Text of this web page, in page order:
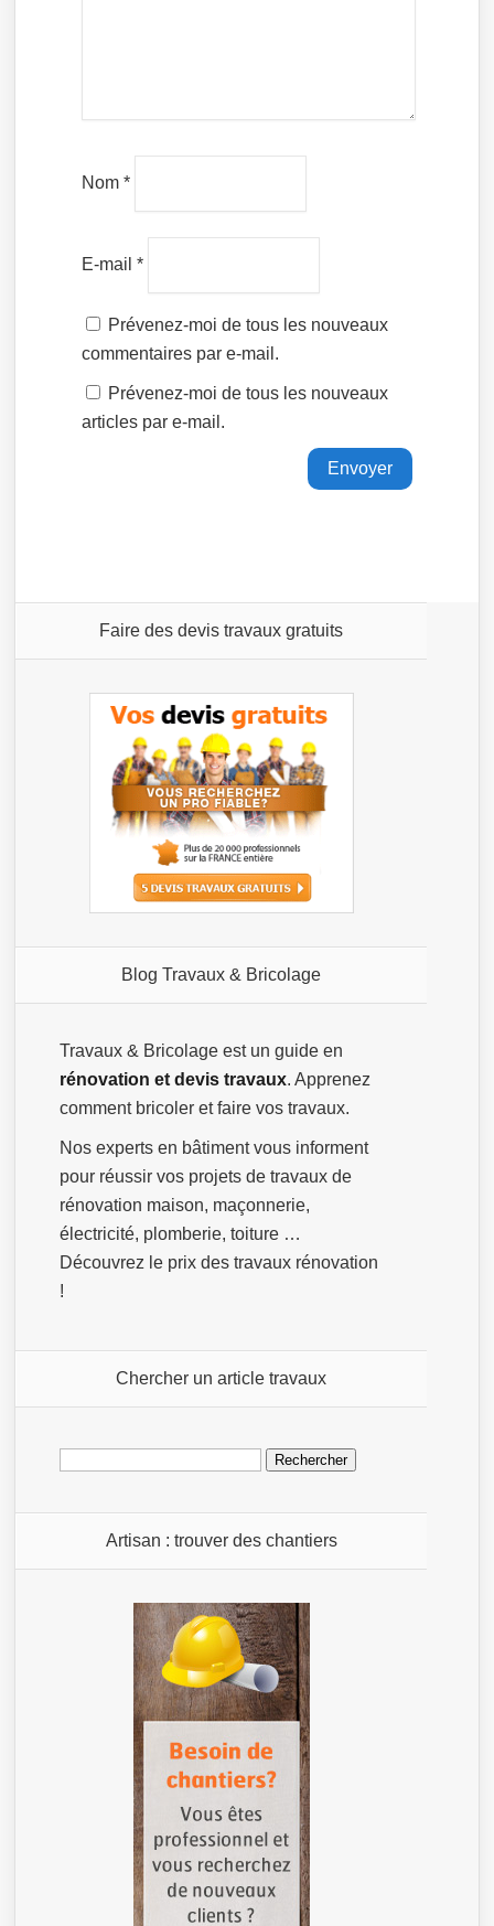
Nom*
E-mail*
Prévenez-moi de tous les nouveaux
commentaires par e-mail.
Prévenez-moi de tous les nouveaux
articles par e-mail.
Faire des devis travaux gratuits
Blog Travaux & Bricolage
Travaux & Bricolage est un guide en
rénovation et devis travaux. Apprenez
comment bricoler et faire vos travaux.
Nos experts en bâtiment vous informent
pour réussir vos projets de travaux de
rénovation maison, maçonnerie,
électricité, plomberie, toiture …
Découvrez le prix des travaux rénovation
!
Chercher un article travaux
Rechercher :
Artisan : trouver des chantiers